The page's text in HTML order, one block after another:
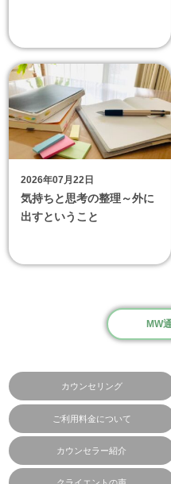
2026年07月22日
気持ちと思考の整理～外に
出すということ
MW
カウンセリング
ご利用料金について
カウンセラー紹介